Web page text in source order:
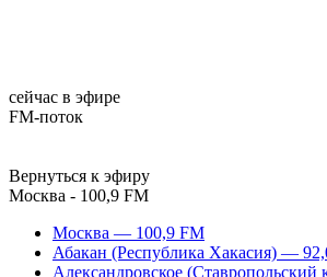
сейчас в эфире
FM-поток
Вернуться к эфиру
Москва - 100,9 FM
Москва — 100,9 FM
Абакан (Республика Хакасия) —
Александровское